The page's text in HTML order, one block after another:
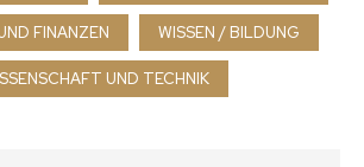
FINANZEN WISSEN / BILDUNG
UND TECHNIK